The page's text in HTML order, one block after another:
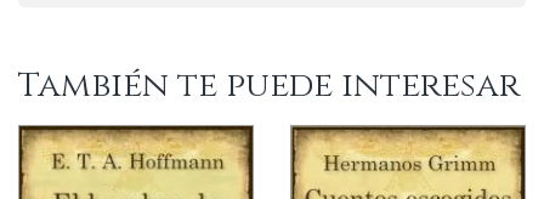
También te puede interesar